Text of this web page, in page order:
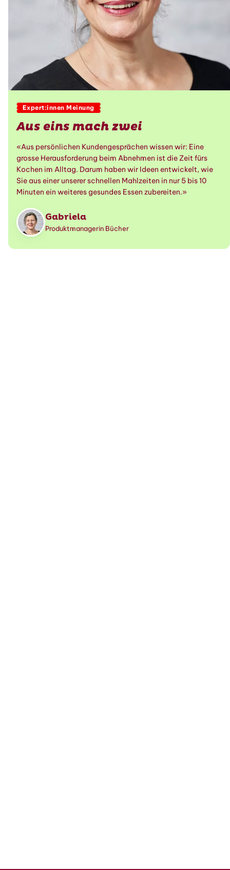
Expert:innen Meinung
Aus eins mach zwei
«Aus persönlichen Kundengesprächen wissen wir: Eine
grosse Herausforderung beim Abnehmen ist die Zeit fürs
Kochen im Alltag. Darum haben wir Ideen entwickelt, wie
Sie aus einer unserer schnellen Mahlzeiten in nur 5 bis 10
Minuten ein weiteres gesundes Essen zubereiten.»
Gabriela
Produktmanagerin Bücher